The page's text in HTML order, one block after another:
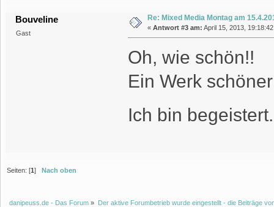
Bouveline
Gast
Re: Mixed Media Montag am
« Antwort #3 am: April 15, 2013,
Oh, wie schön!!
Ein Werk
Ich bin
Seiten: [1]Nach oben
danipeuss.de - Das Forum » Der aktive Forumbetrieb wurde eingestellt - die Beiträge